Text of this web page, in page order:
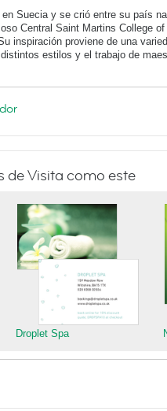
Suecia y se crió entre su país
Central Saint Martins College
inspiración proviene de una
estilos y el trabajo de
de Visita como este
Droplet Spa